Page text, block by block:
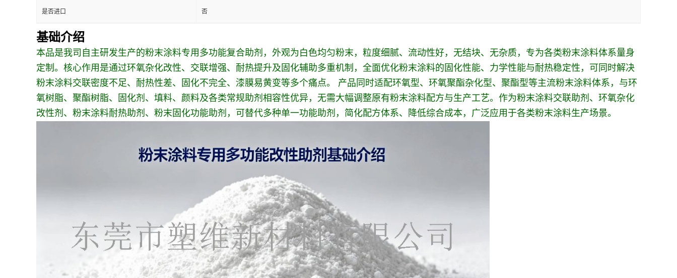
是否进口 否
基础介绍
本品是我司自主研发生产的粉末涂料专用多功能复合助剂，外观为白色均匀粉末，粒度细腻、流动性好，无结块、无杂质，专为各类粉末涂料体系量身
定制。核心作用是通过环氧杂化改性、交联增强、耐热提升及固化辅助多重机制，全面优化粉末涂料的固化性能、力学性能与耐热稳定性，可同时解决
粉末涂料交联密度不足、耐热性差、固化不完全、漆膜易黄变等多个痛点。 产品同时适配环氧型、环氧聚酯杂化型、聚酯型等主流粉末涂料体系，与环
氧树脂、聚酯树脂、固化剂、填料、颜料及各类常规助剂相容性优异，无需大幅调整原有粉末涂料配方与生产工艺。作为粉末涂料交联助剂、环氧杂化
改性剂、粉末涂料耐热助剂、粉末固化功能助剂，可替代多种单一功能助剂，简化配方体系、降低综合成本，广泛应用于各类粉末涂料生产场景。